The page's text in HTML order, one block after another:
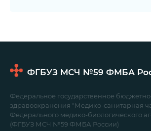
ФГБУЗ МСЧ №59 ФМБА
Федеральное государственное
здравоохранения "Медико-санитарная
Федерального медико-биологического
(ФГБУЗ МСЧ №59 ФМБА России)